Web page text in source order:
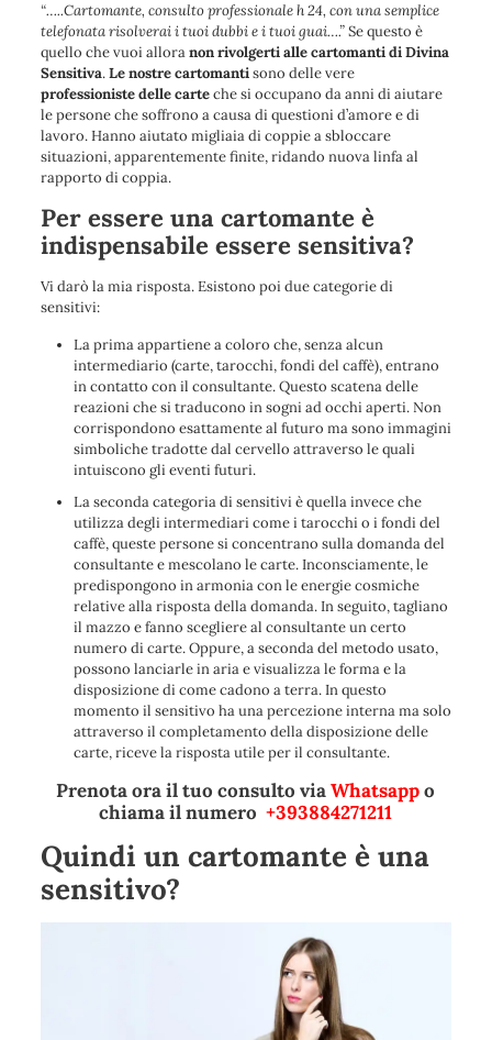
“…..Cartomante, consulto professionale h 24, con una semplice
telefonata risolverai i tuoi dubbi e i tuoi guai….”Se questo è
quello che vuoi alloranon rivolgerti alle cartomanti di Divina
Sensitiva.Le nostre cartomantisono delle vere
professioniste delle carteche si occupano da anni diaiutare
le persone che soffrono a causa di questioni d’amore e di
lavoro. Hanno aiutato migliaia di coppie a sbloccare
situazioni, apparentemente finite, ridando nuova linfa al
rapporto di coppia.
Per essere una cartomante è
indispensabile essere sensitiva?
Vi darò la mia risposta. Esistono poi due categorie di
sensitivi:
La prima appartiene a coloro che, senza alcun
intermediario (carte, tarocchi, fondi del caffè), entrano
in contatto con il consultante. Questo scatena delle
reazioni che si traducono in sogni ad occhi aperti. Non
corrispondono esattamente al futuro ma sono immagini
simboliche tradotte dal cervello attraverso le quali
intuiscono gli eventi futuri.
La seconda categoria di sensitivi è quella invece che
utilizza degli intermediari come i tarocchi o i fondi del
caffè, queste persone si concentrano sulla domanda del
consultante e mescolano le carte. Inconsciamente, le
predispongono in armonia con le energie cosmiche
relative alla risposta della domanda. In seguito, tagliano
il mazzo e fanno scegliere al consultante un certo
numero di carte. Oppure, a seconda del metodo usato,
possono lanciarle in aria e visualizza le forma e la
disposizione di come cadono a terra. In questo
momento il sensitivo ha una percezione interna ma solo
attraverso il completamento della disposizione delle
carte, riceve la risposta utile per il consultante.
Prenota ora il tuo consulto viaWhatsappo
chiama il numero+393884271211
Quindi un cartomante è una
sensitivo?